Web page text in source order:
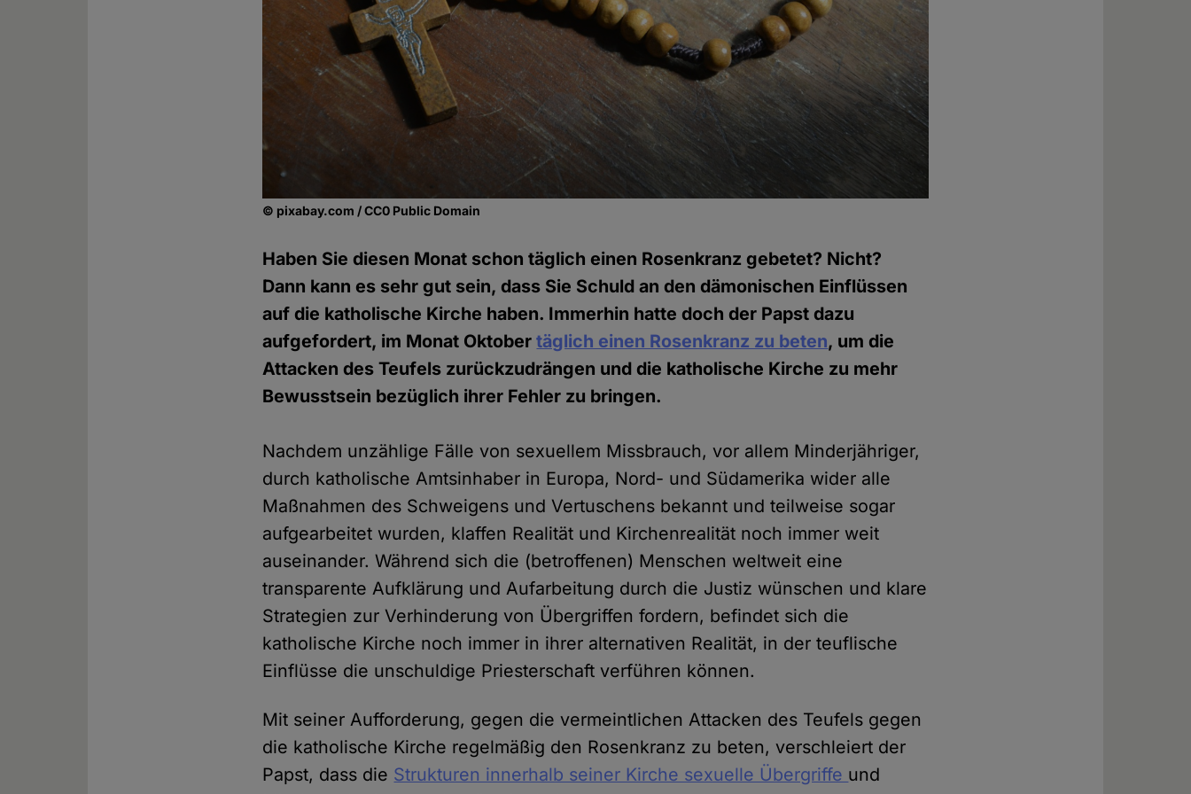
© pixabay.com / CC0 Public Domain
Haben Sie diesen Monat schon täglich einen Rosenkranz gebetet? Nicht?
Dann kann es sehr gut sein, dass Sie Schuld an den dämonischen Einflüssen
auf die katholische Kirche haben. Immerhin hatte doch der Papst dazu
aufgefordert, im Monat Oktobertäglich einen Rosenkranz zu beten, um die
Attacken des Teufels zurückzudrängen und die katholische Kirche zu mehr
Bewusstsein bezüglich ihrer Fehler zu bringen.
Nachdem unzählige Fälle von sexuellem Missbrauch, vor allem Minderjähriger,
durch katholische Amtsinhaber in Europa, Nord- und Südamerika wider alle
Maßnahmen des Schweigens und Vertuschens bekannt und teilweise sogar
aufgearbeitet wurden, klaffen Realität und Kirchenrealität noch immer weit
auseinander. Während sich die (betroffenen) Menschen weltweit eine
transparente Aufklärung und Aufarbeitung durch die Justiz wünschen und klare
Strategien zur Verhinderung von Übergriffen fordern, befindet sich die
katholische Kirche noch immer in ihrer alternativen Realität, in der teuflische
Einflüsse die unschuldige Priesterschaft verführen können.
Mit seiner Aufforderung, gegen die vermeintlichen Attacken des Teufels gegen
die katholische Kirche regelmäßig den Rosenkranz zu beten, verschleiert der
Papst, dass die Strukturen innerhalb seiner Kirche sexuelle Übergriffe und